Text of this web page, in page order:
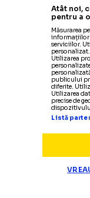
Atât noi,
pentru a
Măsurarea
informațiilor
serviciilor.
Utilizarea
publicului
diferite.
Utilizarea
precise de
Listă